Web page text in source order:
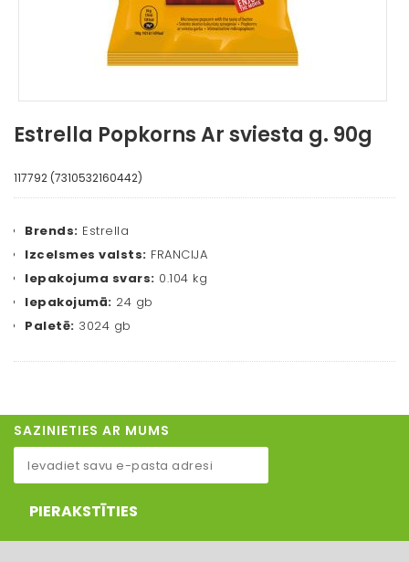
Estrella Popkorns Ar sviesta g. 90g
117792 (7310532160442)
Brends: Estrella
Izcelsmes valsts: FRANCIJA
Iepakojuma svars: 0.104 kg
Iepakojumā: 24 gb
Paletē: 3024 gb
SAZINIETIES AR MUMS
PIERAKSTĪTIES